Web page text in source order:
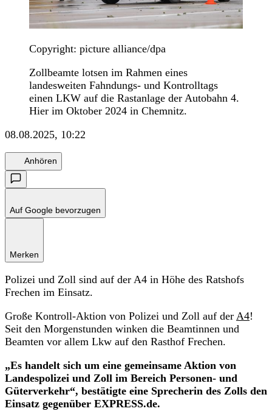
Copyright: picture alliance/dpa
Zollbeamte lotsen im Rahmen eines
landesweiten Fahndungs- und Kontrolltags
einen LKW auf die Rastanlage der Autobahn 4.
Hier im Oktober 2024 in Chemnitz.
08.08.2025, 10:22
Anhören
Auf Google bevorzugen
Merken
Polizei und Zoll sind auf der A4 in Höhe des Ratshofs
Frechen im Einsatz.
Große Kontroll-Aktion von Polizei und Zoll auf der A4!
Seit den Morgenstunden winken die Beamtinnen und
Beamten vor allem Lkw auf den Rasthof Frechen.
„Es handelt sich um eine gemeinsame Aktion von
Landespolizei und Zoll im Bereich Personen- und
Güterverkehr“, bestätigte eine Sprecherin des Zolls den
Einsatz gegenüber EXPRESS.de.